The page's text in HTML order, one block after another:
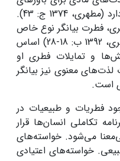
ایمانی در طول زندگی بشر وجود دارد (مطهری، 1374 ج: 43).
فطرت بیانگر نوع خاص
آفرینش انسان است (نک به: مطهری، 1392 ب: 18-28) اساس
و تمایلات فطری او
معنوی نیز بیانگر
است.
فطریات و طبیعیات در
تکاملی انسان‌ها قرار
می‌شود. خواسته‌های
خواسته‌های اعتیادی